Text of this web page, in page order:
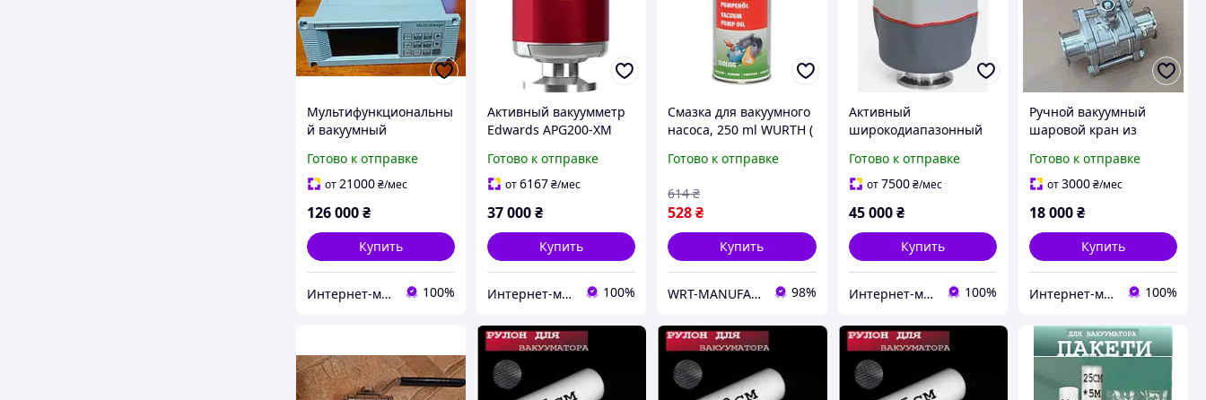
Мультифункциональны
й вакуумный
Gauge Controller Varian
LB350301
Готово к отправке
от21000₴/мес
126 000₴
Купить
Интернет-магазин "PriceShop" 100%
Активный вакуумметр
Edwards APG200-XM
D1G1021100
Готово к отправке
от6167₴/мес
37 000₴
Купить
Интернет-магазин "PriceShop" 100%
Смазка для вакуумного
насоса, 250 ml WURTH (
Готово к отправке
528₴
614 ₴
Купить
WRT-MANUFACTURING 98%
Активный
широкодиапазонный
WRG-SL-NW25
Готово к отправке
от7500 ₴/мес
45 000 ₴
Купить
Интернет-магазин "PriceShop" 100%
Ручной вакуумный
шаровой кран из
KF40 SS304
Готово к отправке
от3000₴/мес
18 000₴
Купить
Интернет-магазин "PriceShop" 100%